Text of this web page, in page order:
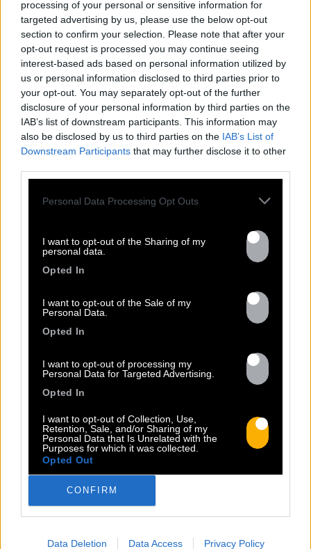
processing of your personal or sensitive information for
targeted advertising by us, please use the below opt-out
section to confirm your selection. Please note that after your
opt-out request is processed you may continue seeing
interest-based ads based on personal information utilized by
us or personal information disclosed to third parties prior to
your opt-out. You may separately opt-out of the further
disclosure of your personal information by third parties on the
IAB’s list of downstream participants. This information may
also be disclosed by us to third parties on the IAB’s List of
Downstream Participants that may further disclose it to other
Personal Data Processing Opt Outs
I want to opt-out of the Sharing of my
personal data.
Opted In
I want to opt-out of the Sale of my
Personal Data.
Opted In
I want to opt-out of processing my
Personal Data for Targeted Advertising.
Opted In
I want to opt-out of Collection, Use,
Retention, Sale, and/or Sharing of my
Personal Data that Is Unrelated with the
Purposes for which it was collected.
Opted Out
CONFIRM
Data Deletion Data Access Privacy Policy
FRESHEST
NEWS